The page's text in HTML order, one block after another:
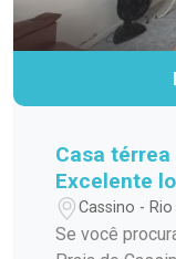
agende sua
que você
Praia do
Casa
Excelente
benefício.
Cassino -
Se você